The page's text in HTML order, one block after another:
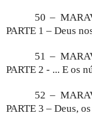
50 –
PARTE 1 – Deus
51 –
PARTE 2 - ... E os
52 –
PARTE 3 – Deus,